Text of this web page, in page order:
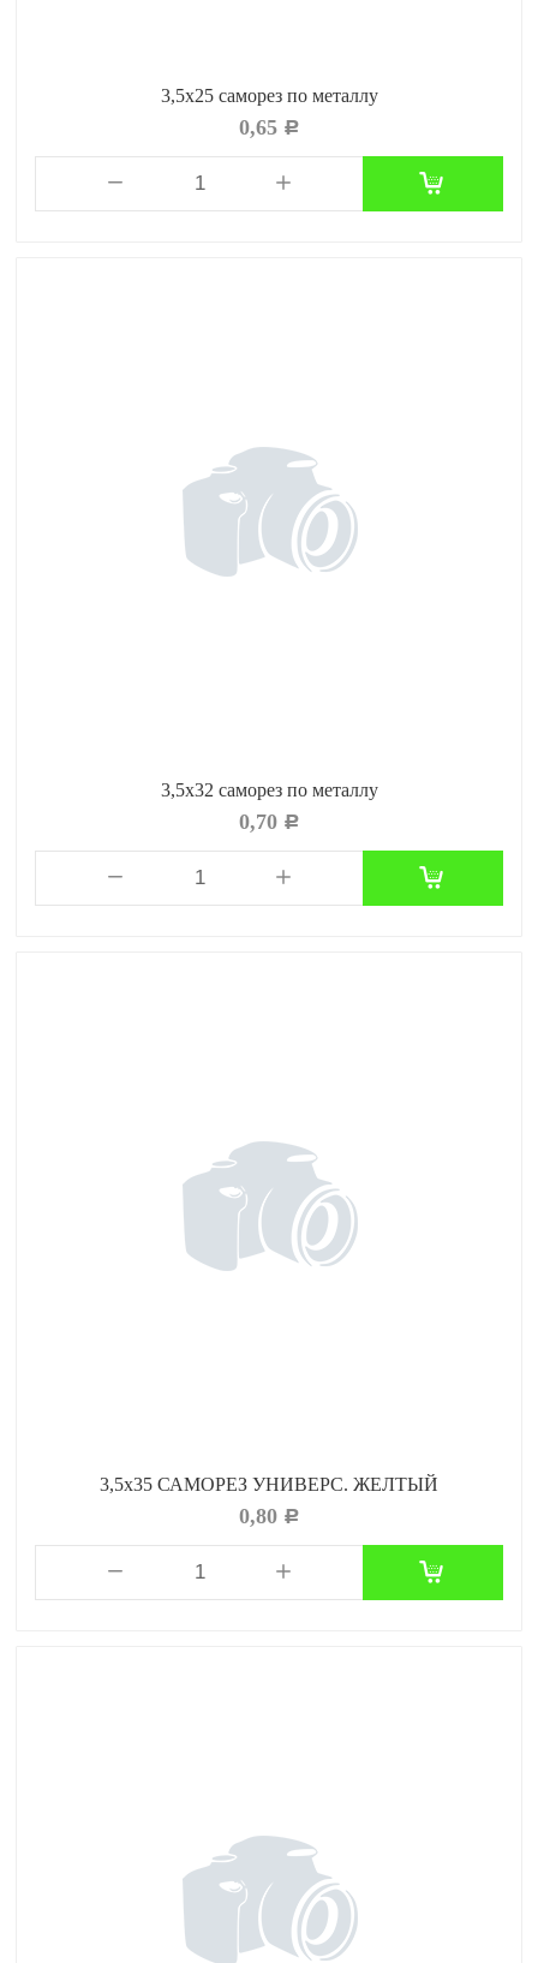
3,5х25 саморез по металлу
0,65 Р
3,5х32 саморез по металлу
0,70 Р
3,5х35 САМОРЕЗ УНИВЕРС. ЖЕЛТЫЙ
0,80 Р